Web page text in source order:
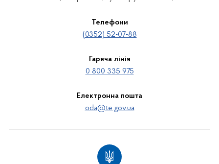
Телефони
(0352) 52-07-88
Гаряча лінія
0 800 335 975
Електронна пошта
oda@te.gov.ua